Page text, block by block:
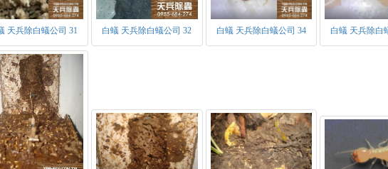
天兵除白蟻公司 31 白蟻 天兵除白蟻公司 32 白蟻 天兵除白蟻公司 34 白蟻 天兵除白